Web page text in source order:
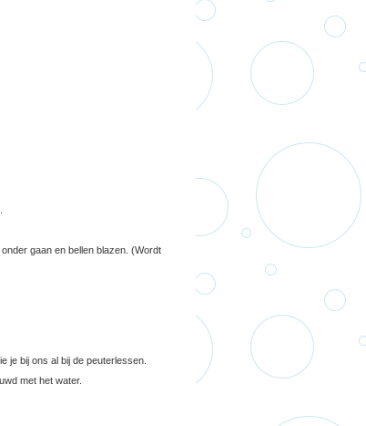
gaan en bellen blazen. (Wordt
je bij ons al bij de peuterlessen.
met het water.